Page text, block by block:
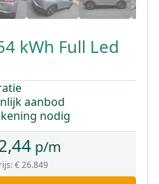
kWh Full Led
aanbod
nodig
p/m
€ 26.849